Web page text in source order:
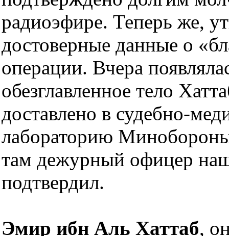
радиоэфире. Теперь же,
достоверные данные о
операции. Вчера
обезглавленное тело
доставлено в судебно-
лабораторию
там дежурный офицер
подтвердил.
Эмир ибн Аль Хаттаб,